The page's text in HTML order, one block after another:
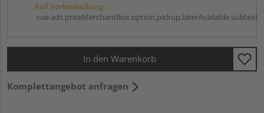
Auf Vorbestellung:
vue.ads.priceMerchantBox.option.pickup.laterAvailable.subtext
In den Warenkorb
Komplettangebot anfragen